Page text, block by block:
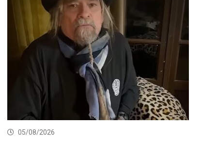
05/08/2026